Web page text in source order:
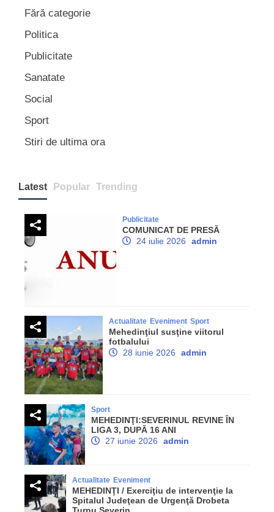
Fără categorie
Politica
Publicitate
Sanatate
Social
Sport
Stiri de ultima ora
Latest Popular Trending
Publicitate
COMUNICAT DE PRESĂ
24 iulie 2026
admin
Actualitate Eveniment Sport
Mehedinţiul susţine viitorul
fotbalului
28 iunie 2026
admin
Sport
MEHEDINŢI:SEVERINUL REVINE ÎN
LIGA 3, DUPĂ 16 ANI
27 iunie 2026
admin
Actualitate Eveniment
MEHEDINŢI / Exerciţiu de intervenţie la
Spitalul Judeţean de Urgenţă Drobeta